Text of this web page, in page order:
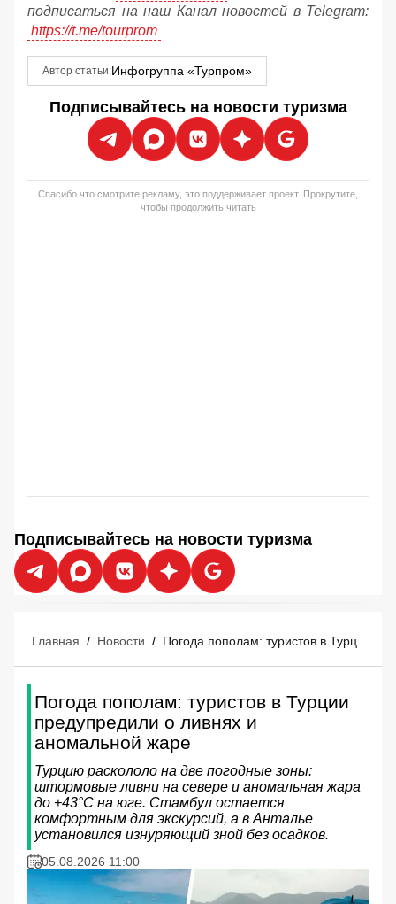
подписаться на наш Канал новостей в Telegram:
https://t.me/tourprom
Автор статьи:Инфогруппа «Турпром»
Подписывайтесь на новости туризма
Спасибо что смотрите рекламу, это поддерживает проект. Прокрутите,
чтобы продолжить читать
Подписывайтесь на новости туризма
Главная / Новости /
Погода пополам: туристов в Турции
предупредили о ливнях и
аномальной жаре
Турцию раскололо на две погодные зоны:
штормовые ливни на севере и аномальная жара
до +43°C на юге. Стамбул остается
комфортным для экскурсий, а в Анталье
установился изнуряющий зной без осадков.
05.08.2026 11:00